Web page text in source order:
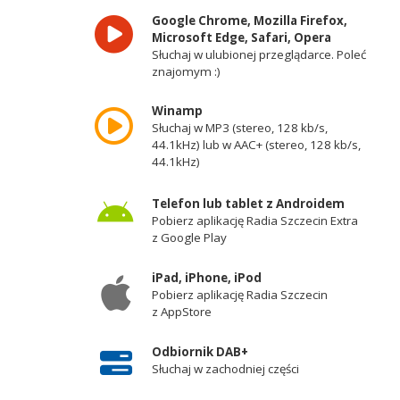
Google Chrome, Mozilla Firefox,
Microsoft Edge, Safari, Opera
Słuchaj w ulubionej przeglądarce. Poleć
znajomym :)
Winamp
Słuchaj w MP3 (stereo, 128 kb/s,
44.1kHz) lub w AAC+ (stereo, 128 kb/s,
44.1kHz)
Telefon lub tablet z Androidem
Pobierz aplikację Radia Szczecin Extra
z Google Play
iPad, iPhone, iPod
Pobierz aplikację Radia Szczecin
z AppStore
Odbiornik DAB+
Słuchaj w zachodniej części